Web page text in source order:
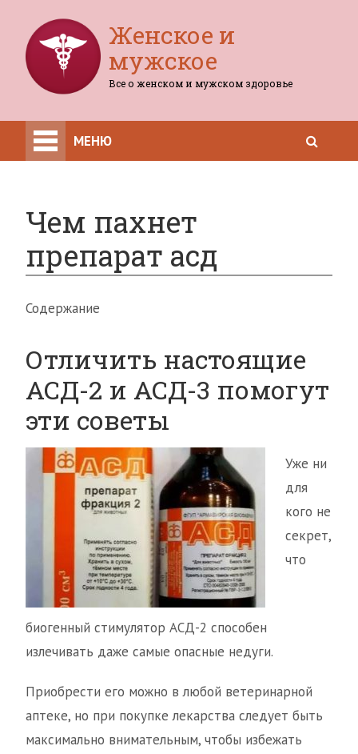
Женское и
мужское
Все о женском и мужском здоровье
МЕНЮ
Чем пахнет
препарат асд
Содержание
Отличить настоящие
АСД-2 и АСД-3 помогут
эти советы
Уже ни
для
кого не
секрет,
что
биогенный стимулятор АСД-2 способен
излечивать даже самые опасные недуги.
Приобрести его можно в любой ветеринарной
аптеке, но при покупке лекарства следует быть
максимально внимательным, чтобы избежать